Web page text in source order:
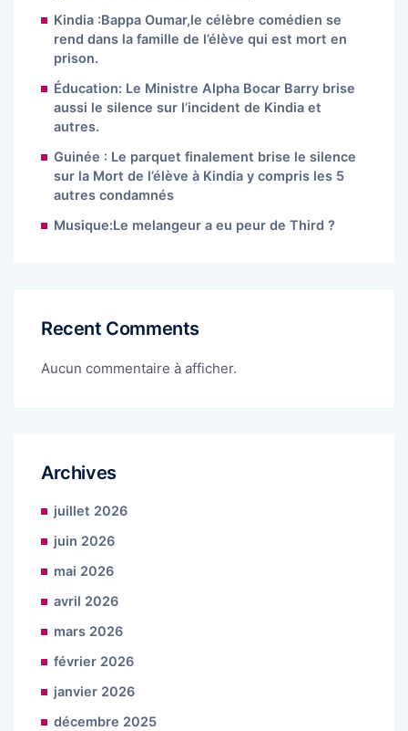
Kindia :Bappa Oumar,le célèbre comédien se
rend dans la famille de l’élève qui est mort en
prison.
Éducation: Le Ministre Alpha Bocar Barry brise
aussi le silence sur l’incident de Kindia et
autres.
Guinée : Le parquet finalement brise le silence
sur la Mort de l’élève à Kindia y compris les 5
autres condamnés
Musique:Le melangeur a eu peur de Third ?
Recent Comments
Aucun commentaire à afficher.
Archives
juillet 2026
juin 2026
mai 2026
avril 2026
mars 2026
février 2026
janvier 2026
décembre 2025